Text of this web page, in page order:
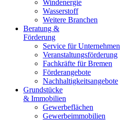
Windenergie
Wasserstoff
Weitere Branchen
Beratung &
Förderung
Service für Unternehmen
Veranstaltungsförderung
Fachkräfte für Bremen
Förderangebote
Nachhaltigkeitsangebote
Grundstücke
& Immobilien
Gewerbeflächen
Gewerbeimmobilien